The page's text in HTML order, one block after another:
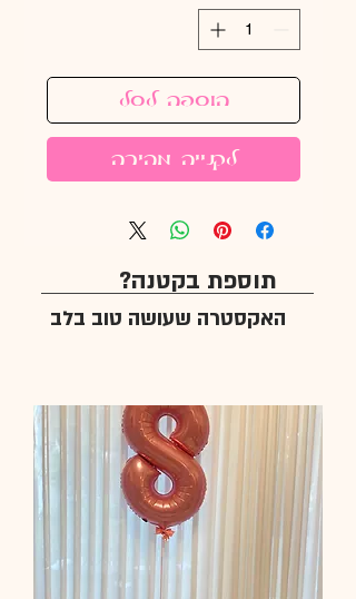
הוספה לסל
לקנייה מהירה
תוספת בקטנה?
האקסטרה שעושה טוב בלב